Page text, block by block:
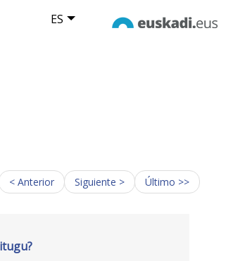
ES
< Anterior Siguiente > Último >>